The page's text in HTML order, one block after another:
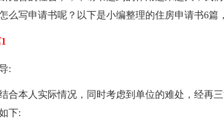
么写申请书呢？以下是小编整理的住房申请书6篇
:
合本人实际情况，同时考虑到单位的难处，经再
下: